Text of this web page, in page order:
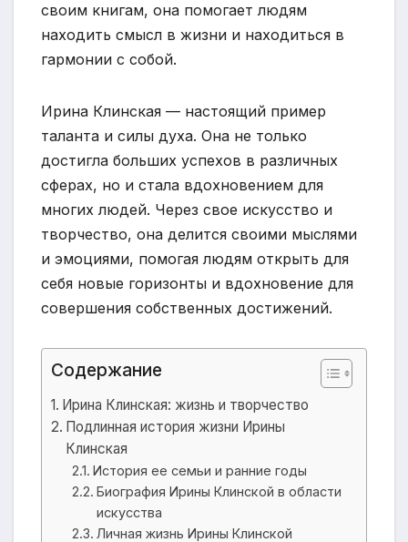
своим книгам, она помогает людям
находить смысл в жизни и находиться в
гармонии с собой.
Ирина Клинская — настоящий пример
таланта и силы духа. Она не только
достигла больших успехов в различных
сферах, но и стала вдохновением для
многих людей. Через свое искусство и
творчество, она делится своими мыслями
и эмоциями, помогая людям открыть для
себя новые горизонты и вдохновение для
совершения собственных достижений.
Содержание
Ирина Клинская: жизнь и творчество
Подлинная история жизни Ирины
Клинская
История ее семьи и ранние годы
Биография Ирины Клинской в области
искусства
Личная жизнь Ирины Клинской